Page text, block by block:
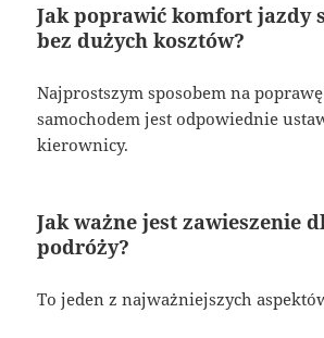
Jak poprawić komfort jazdy
bez dużych kosztów?
Najprostszym sposobem na
samochodem jest odpowiednie
kierownicy.
Jak ważne jest zawieszenie
podróży?
To jeden z najważniejszych